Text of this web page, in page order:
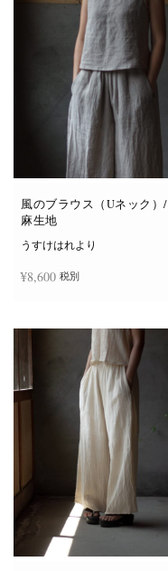
風のブラウス（Uネック）/
麻生地
うすけはれより
¥8,600 税別
の
商
品
に
は
複
数
の
バ
リ
エ
ー
シ
ョ
ン
が
あ
ま